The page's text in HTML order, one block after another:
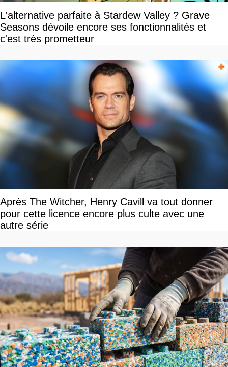
L'alternative parfaite à Stardew Valley ? Grave
Seasons dévoile encore ses fonctionnalités et
c'est très prometteur
Après The Witcher, Henry Cavill va tout donner
pour cette licence encore plus culte avec une
autre série